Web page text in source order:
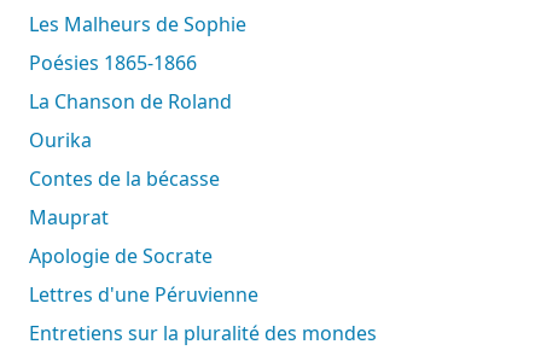
Les Malheurs de Sophie
Poésies 1865-1866
La Chanson de Roland
Ourika
Contes de la bécasse
Mauprat
Apologie de Socrate
Lettres d'une Péruvienne
Entretiens sur la pluralité des mondes